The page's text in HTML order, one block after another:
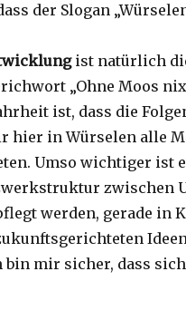
der Slogan
ist natürlich
„Ohne Moos
ist, dass die
hier in Würselen alle
Umso wichtiger
zwischen
werden, gerade in
bin mir sicher, dass